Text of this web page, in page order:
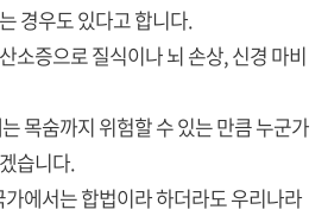
경우도 있다고 합니다.
소증으로 질식이나 뇌 손상, 신경 마비
목숨까지 위험할 수 있는 만큼 누군가
습니다.
에서는 합법이라 하더라도 우리나라